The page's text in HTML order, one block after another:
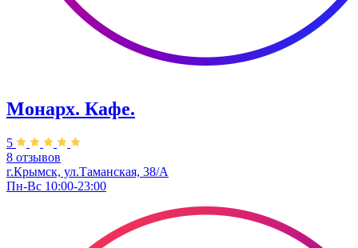
Монарх. Кафе.
5
8 отзывов
г.Крымск, ул.Таманская, 38/А
Пн-Вс 10:00-23:00